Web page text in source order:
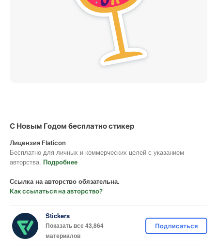
С Новым Годом бесплатно стикер
Лицензия Flaticon
Бесплатно для личных и коммерческих целей с указанием
авторства. Подробнее
Ссылка на авторство обязательна.
Как ссылаться на авторство?
Stickers
Показать все 43,864
материалов
Подписаться